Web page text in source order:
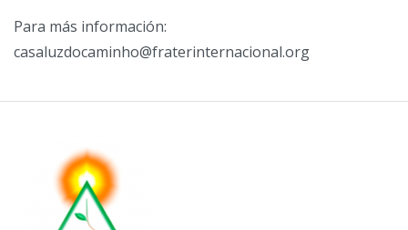
Para más información:
casaluzdocaminho@fraterinternacional.org